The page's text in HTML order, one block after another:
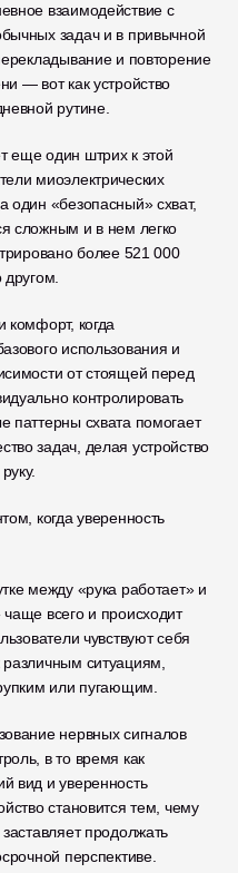
взаимодействие с
задач и в привычной
и повторение
— вот как устройство
рутине.
еще один штрих к этой
миоэлектрических
один «безопасный» схват,
сложным и в нем легко
более 521 000
комфорт, когда
использования и
от стоящей перед
контролировать
паттерны схвата помогает
задач, делая устройство
когда уверенность
между «рука работает» и
всего и происходит
чувствуют себя
ситуациям,
или пугающим.
нервных сигналов
вид и уверенность
становится тем, чему
продолжать
перспективе.